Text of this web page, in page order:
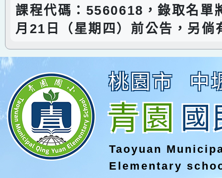
課程代碼：5560618，錄取名單
月21日（星期四）前公告，另倘
桃園市 中
青園國
Taoyuan
Elementary